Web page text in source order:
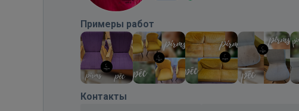
Примеры работ
Контакты